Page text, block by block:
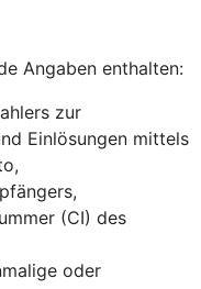
Angaben enthalten:
zur
Einlösungen mittels
(CI) des
oder